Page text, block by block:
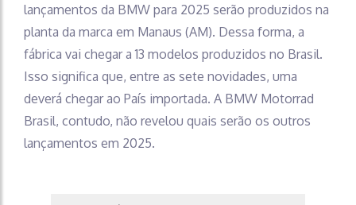
lançamentos da BMW para 2025 serão produzidos na
planta da marca em Manaus (AM). Dessa forma, a
fábrica vai chegar a 13 modelos produzidos no Brasil.
Isso significa que, entre as sete novidades, uma
deverá chegar ao País importada. A BMW Motorrad
Brasil, contudo, não revelou quais serão os outros
lançamentos em 2025.